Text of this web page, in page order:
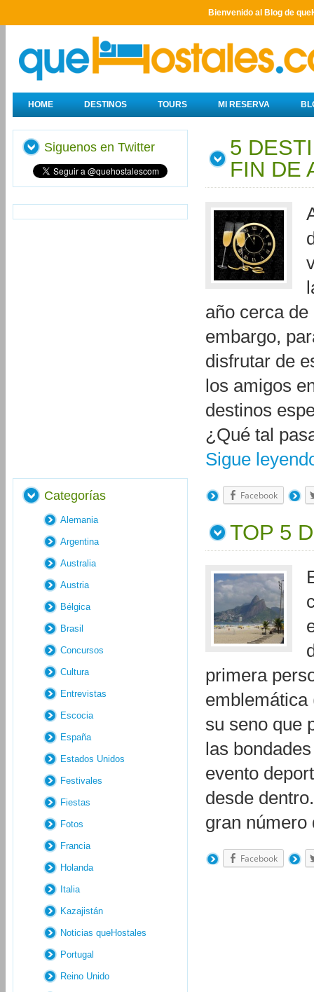
Bienvenido al Blog de
HOME DESTINOS TOURS MI RESERVA
5
FIN DE
año cerca
embargo,
disfrutar de
los amigos
destinos
¿Qué tal
Sigue
Facebook
TOP 5
primera
emblemática
su seno que
las
evento
desde
gran
Facebook
Siguenos en Twitter
Categorías
Alemania
Argentina
Australia
Austria
Bélgica
Brasil
Concursos
Cultura
Entrevistas
Escocia
España
Estados Unidos
Festivales
Fiestas
Fotos
Francia
Holanda
Italia
Kazajistán
Noticias queHostales
Portugal
Reino Unido